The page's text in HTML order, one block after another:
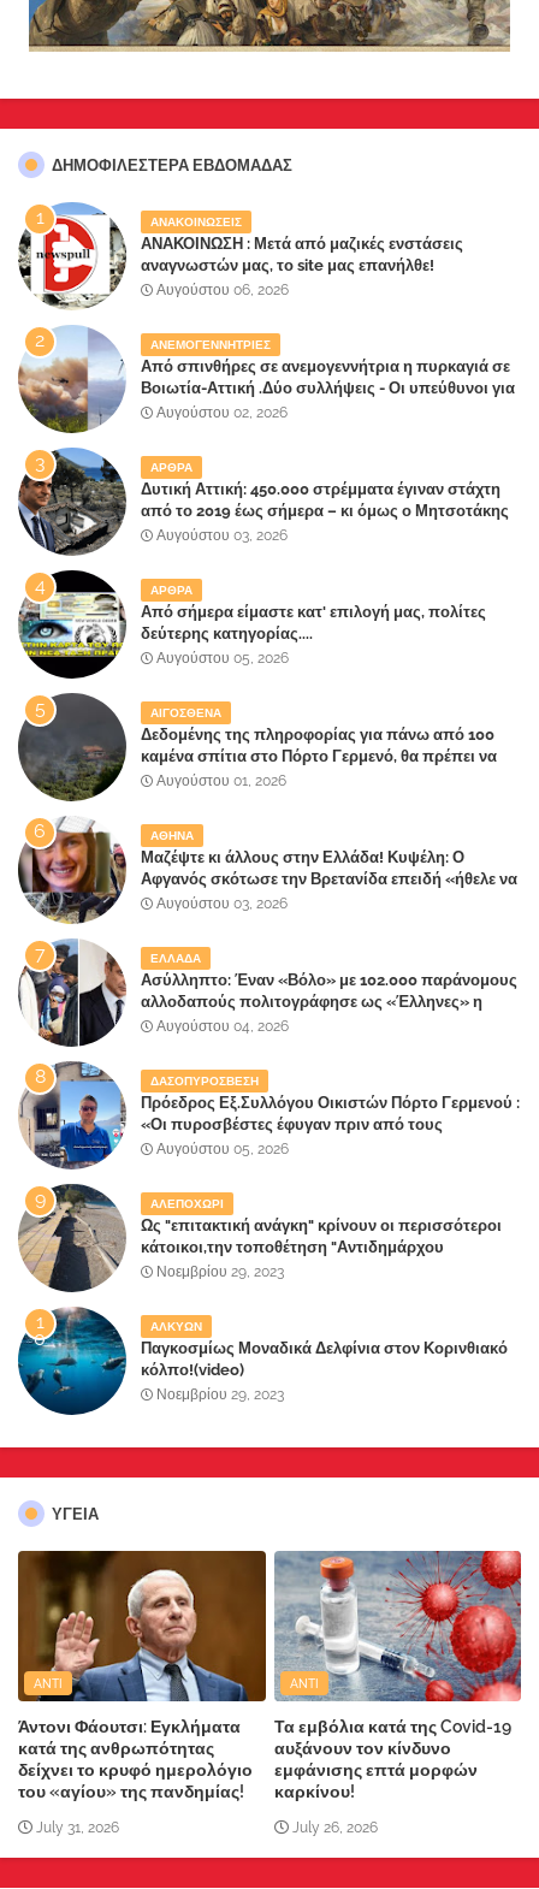
ΔΗΜΟΦΙΛΈΣΤΕΡΑ ΕΒΔΟΜΆΔΑΣ
ΑΝΑΚΟΙΝΩΣΕΙΣ
ΑΝΑΚΟΙΝΩΣΗ : Μετά από μαζικές ενστάσεις
αναγνωστών μας, το site μας επανήλθε!
Αυγούστου 06, 2026
ΑΝΕΜΟΓΕΝΝΗΤΡΙΕΣ
Από σπινθήρες σε ανεμογεννήτρια η πυρκαγιά σε
Βοιωτία-Αττική .Δύο συλλήψεις - Οι υπεύθυνοι για
την λάθος διαχείριση της κατάσβεσης θα
Αυγούστου 02, 2026
ΑΡΘΡΑ
Δυτική Αττική: 450.000 στρέμματα έγιναν στάχτη
από το 2019 έως σήμερα – κι όμως ο Μητσοτάκης
έλαβε 40% και 45% στις εκλογές του 2023,ενώ 50%
Αυγούστου 03, 2026
ΑΡΘΡΑ
Από σήμερα είμαστε κατ' επιλογή μας, πολίτες
δεύτερης κατηγορίας....
Αυγούστου 05, 2026
ΑΙΓΟΣΘΕΝΑ
Δεδομένης της πληροφορίας για πάνω από 100
καμένα σπίτια στο Πόρτο Γερμενό, θα πρέπει να
αναζητηθούν ευθύνες για την ολοσχερή
επίγειου παραδείσου της Αττικής
Αυγούστου 01, 2026
ΑΘΗΝΑ
Μαζέψτε κι άλλους στην Ελλάδα! Κυψέλη: Ο
Αφγανός σκότωσε την Βρετανίδα επειδή «ήθελε να
κάνει τη σύντροφό του χριστιανή»
Αυγούστου 03, 2026
ΕΛΛΑΔΑ
Ασύλληπτο: Έναν «Βόλο» με 102.000 παράνομους
αλλοδαπούς πολιτογράφησε ως «Έλληνες» η
κυβέρνηση!
Αυγούστου 04, 2026
ΔΑΣΟΠΥΡΟΣΒΕΣΗ
Πρόεδρος Εξ.Συλλόγου Οικιστών Πόρτο Γερμενού :
«Οι πυροσβέστες έφυγαν πριν από τους
κατοίκους»
Αυγούστου 05, 2026
ΑΛΕΠΟΧΩΡΙ
Ως "επιτακτική ανάγκη" κρίνουν οι περισσότεροι
κάτοικοι,την τοποθέτηση "Αντιδημάρχου
Παραλιακής Ζώνης" στο Δήμο Μάνδρας-Ειδυλλίας!
Νοεμβρίου 29, 2023
ΑΛΚΥΩΝ
Παγκοσμίως Μοναδικά Δελφίνια στον Κορινθιακό
κόλπο!(video)
Νοεμβρίου 29, 2023
ΥΓΕΙΑ
ANTI
Άντονι Φάουτσι: Εγκλήματα
κατά της ανθρωπότητας
δείχνει το κρυφό ημερολόγιο
του «αγίου» της πανδημίας!
July 31, 2026
ANTI
Τα εμβόλια κατά της Covid-19
αυξάνουν τον κίνδυνο
εμφάνισης επτά μορφών
καρκίνου!
July 26, 2026